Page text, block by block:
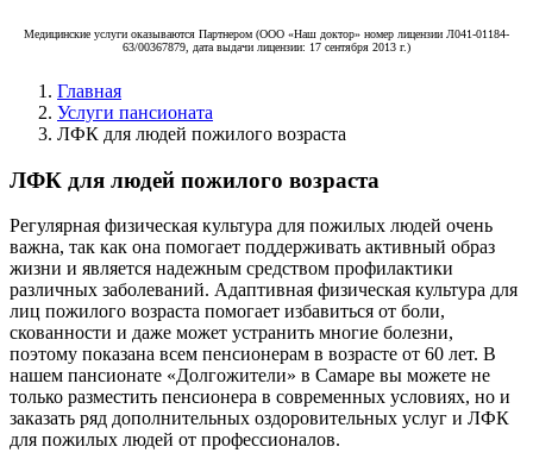
Медицинские услуги оказываются Партнером (ООО «Наш доктор» номер лицензии Л041-01184-
63/00367879, дата выдачи лицензии: 17 сентября 2013 г.)
Главная
Услуги пансионата
ЛФК для людей пожилого возраста
ЛФК для людей пожилого возраста
Регулярная физическая культура для пожилых людей очень
важна, так как она помогает поддерживать активный образ
жизни и является надежным средством профилактики
различных заболеваний. Адаптивная физическая культура для
лиц пожилого возраста помогает избавиться от боли,
скованности и даже может устранить многие болезни,
поэтому показана всем пенсионерам в возрасте от 60 лет. В
нашем пансионате «Долгожители» в Самаре вы можете не
только разместить пенсионера в современных условиях, но и
заказать ряд дополнительных оздоровительных услуг и ЛФК
для пожилых людей от профессионалов.